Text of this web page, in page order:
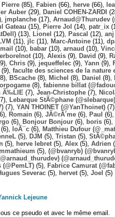
Pierre (85), Fabien (66), herve (66),
Auber (29), Daniel COHEN-ZARDI
jmplanche (17), Arnaud@Thurudev
Gateau (15), Pierre Jol (14), patr_ix
(13), Lionel (12), Pascal (12), anj
LVM (11), jlc (11), Marc-Antoine (11),
(10), babar (10), arnaud (10),
(10), Alexis (9), David (9),
Chris (9), jequeffelec (9), Yann (9),
(9), faculte des sciences de la nature
BScache (8), Michel (8), Daniel (8),
(8), fabienne billat
Ã‰LIE (7), Jean-Christophe (7),
Lebarque StÃ©phane (@slebarque)
(7), YAN THOINET (@YanThoinet) (7),
Romain (6), JÃ©rÃ´me (6), Paul (6),
(6), Bonjour Bonjour (6), boris (6),
(6), loÃ¯c (6), Matthieu Dufour
(5), DJM (5), Tristan (5),
(5), herve lebret (5), Alex (5), Adrien
mmathieum (5), (@bvanryb)
(@PemLT) (5), Fabrice Camurat
Severac (5), hervet (5), Joel (5)
Lejeune
ce pseudo et avec le même email.